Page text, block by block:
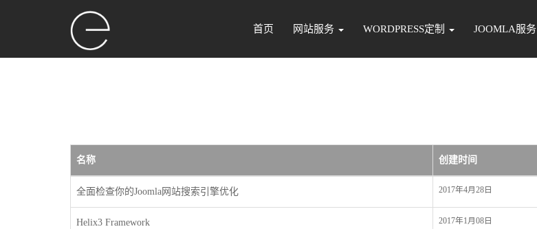
首页 网站服务 WORDPRESS定制 JOOMLA服务
名称 创建时间
全面检查你的Joomla网站搜索引擎优化 2017年4月28日
Helix3 Framework 2017年1月08日